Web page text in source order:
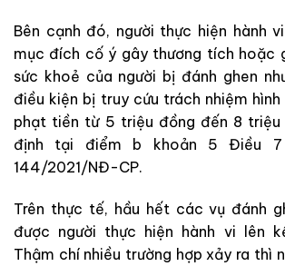
Bên cạnh đó, người thực hiện hành
mục đích cố ý gây thương tích hoặc
sức khoẻ của người bị đánh ghen
điều kiện bị truy cứu trách nhiệm
phạt tiền từ 5 triệu đồng đến 8
định tại điểm b khoản 5 Điều 7
144/2021/NĐ-CP.
Trên thực tế, hầu hết các vụ đánh
được người thực hiện hành vi lên
Thậm chí nhiều trường hợp xảy ra thì